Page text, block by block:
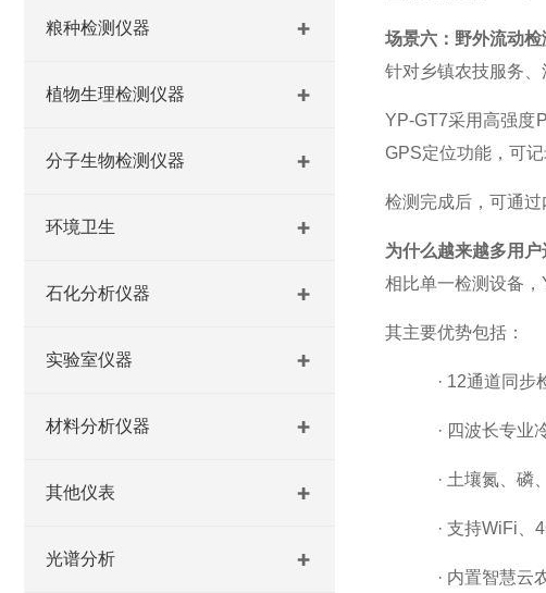
场景六：野外流动检
针对乡镇农技服务、
YP-GT7采用高强度
GPS定位功能，可
检测完成后，可通
为什么越来越多用
相比单一检测设备，
其主要优势包括：
· 12通道同步
· 四波长专业
· 土壤氮、磷
· 支持WiFi、
· 内置智慧云
粮种检测仪器
植物生理检测仪器
分子生物检测仪器
环境卫生
石化分析仪器
实验室仪器
材料分析仪器
其他仪表
光谱分析